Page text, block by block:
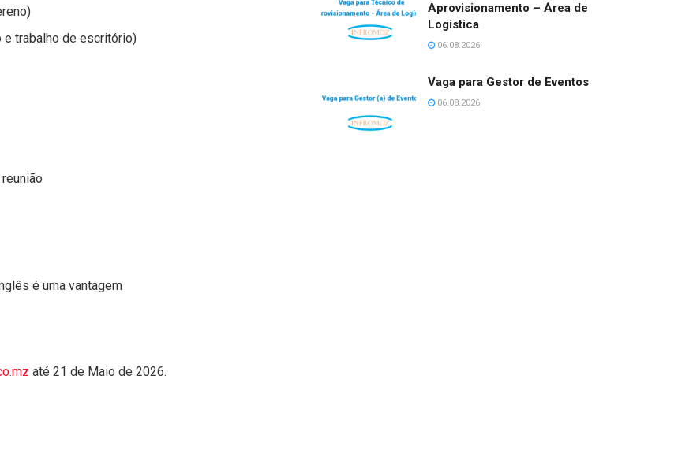
e trabalho de escritório)
é uma vantagem
até 21 de Maio de 2026.
Aprovisionamento – Área de
Logística
06.08.2026
Vaga para Gestor de Eventos
06.08.2026